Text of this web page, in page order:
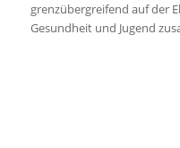
grenzübergreifend auf der
Gesundheit und Jugend